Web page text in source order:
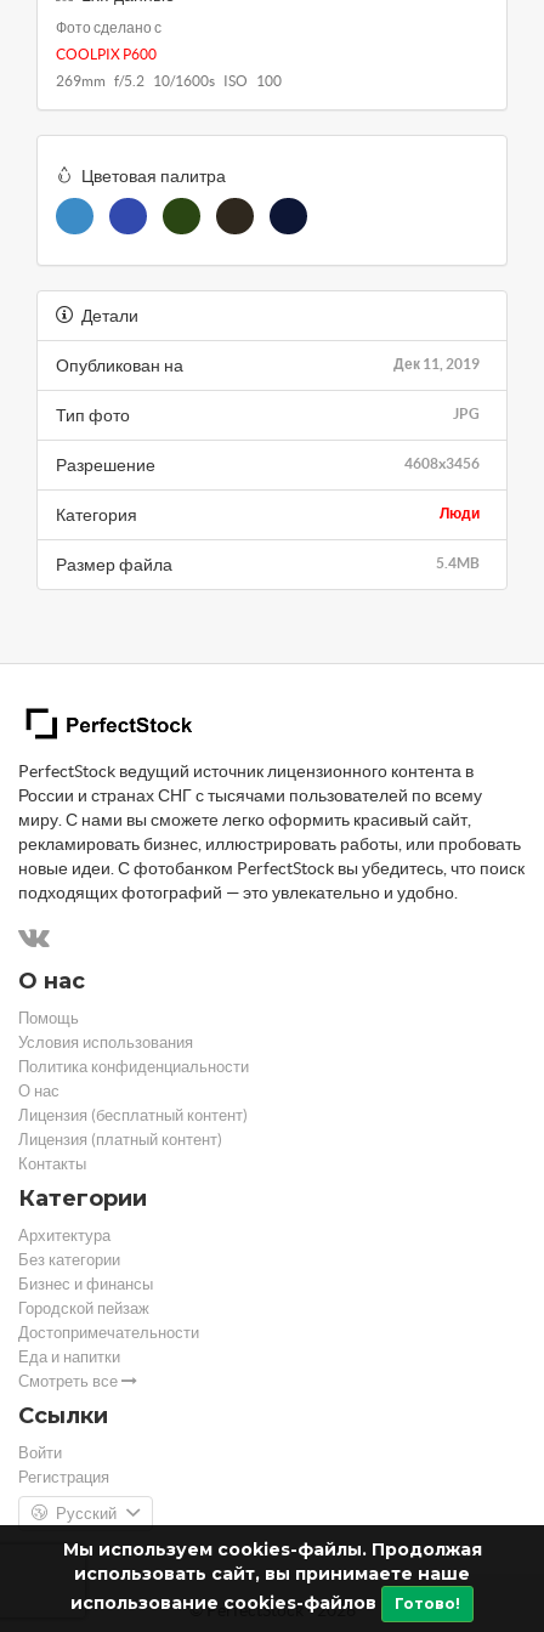
Мы используем cookies-файлы. Продолжая
использовать сайт, вы принимаете наше
использование cookies-файлов
Готово!
Фото сделано с
COOLPIX P600
269mm f/5.2 10/1600s ISO 100
Цветовая палитра
Детали
Дек 11, 2019
Опубликован на
JPG
Тип фото
4608x3456
Разрешение
Люди
Категория
5.4MB
Размер файла
PerfectStock ведущий источник лицензионного контента в
России и странах СНГ с тысячами пользователей по всему
миру. С нами вы сможете легко оформить красивый сайт,
рекламировать бизнес, иллюстрировать работы, или пробовать
новые идеи. С фотобанком PerfectStock вы убедитесь, что поиск
подходящих фотографий — это увлекательно и удобно.
О нас
Помощь
Условия использования
Политика конфиденциальности
О нас
Лицензия (бесплатный контент)
Лицензия (платный контент)
Контакты
Категории
Архитектура
Без категории
Бизнес и финансы
Городской пейзаж
Достопримечательности
Еда и напитки
Смотреть все
Ссылки
Войти
Регистрация
Русский
© PerfectStock - 2026